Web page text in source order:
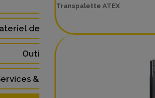
de Laboratoire (3)
Outillage (4)
& Formations (5)
Transpalette ATEX